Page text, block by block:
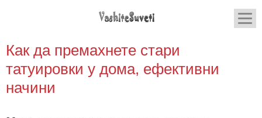
Как да премахнете стари
татуировки у дома, ефективни
начини